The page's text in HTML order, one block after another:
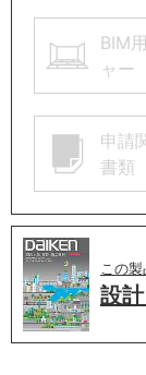
BIM
ャー
申請
書類
この
設